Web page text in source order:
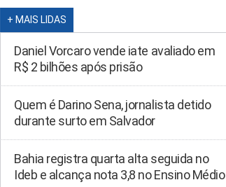
+ MAIS LIDAS
Daniel Vorcaro vende iate avaliado em
R$ 2 bilhões após prisão
Quem é Darino Sena, jornalista detido
durante surto em Salvador
Bahia registra quarta alta seguida no
Ideb e alcança nota 3,8 no Ensino Médio